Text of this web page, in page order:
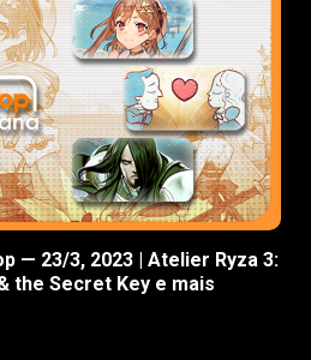
— 23/3, 2023 | Atelier Ryza 3:
the Secret Key e mais